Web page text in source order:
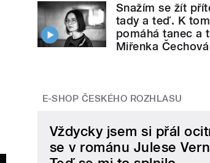
Snažím se žít
tady a teď. K
pomáhá tanec a
Miřenka Čechová
E-SHOP ČESKÉHO ROZHLASU
Vždycky jsem si přál
se v románu Julese